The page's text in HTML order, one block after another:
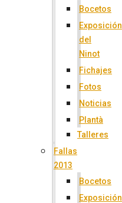
Bocetos
Exposición
del
Ninot
Fichajes
Fotos
Noticias
Plantà
Talleres
Fallas
2013
Bocetos
Exposición